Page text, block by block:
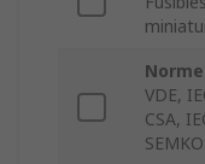
VDE,
CSA,
SEMKO